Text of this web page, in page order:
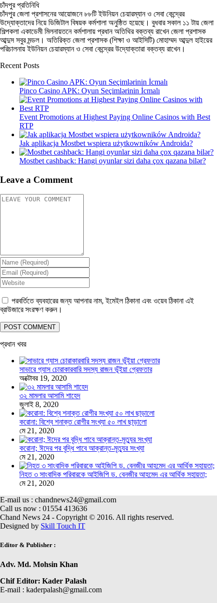
চাঁদপুর প্রতিনিধি
চাঁদপুর জেলা প্রশাসনের আয়োজনে ৮৮টি ইউনিয়ন চেয়ারম্যান ও সেবা কেন্দ্রের
উদ্যোক্তাদের নিয়ে ডিজিটাল বিষয়ক কর্মশালা অনুষ্ঠিত হয়েছে। বুধবার সকাল ১১ টায় জেলা
শিল্পকলা একাডেমী মিলনায়তনে কর্মশালায় প্রধান অতিথির বক্তব্য রাখেন জেলা প্রশাসক
আব্দুস সবুর মন্ডল। অতিরিক্ত জেলা প্রশাসক (শিক্ষা ও আইসিটি) মোহাম্মদ আব্দুল হাইয়ের
পরিচালনায় ইউনিয়ন চেয়ারম্যান ও সেবা কেন্দ্রের উদ্যোক্তারা বক্তব্য রাখেন।
Recent Posts
Pinco Casino APK: Oyun Seçimlərinin İcmalı
Event Promotions at Highest Paying Online Casinos with Best
RTP
Jak aplikacja Mostbet wspiera użytkowników Androida?
Mostbet cashback: Hangi oyunlar sizi daha çox qazana bilər?
Leave a Comment
পরবর্তিতে ব্যবহারের জন্য আপনার নাম, ইমেইল ঠিকানা এবং ওয়েব ঠিকানা এই
ব্রাউজারে সংরক্ষণ করুন।
প্রধান খবর
সাভারে গ্যাস চোরাকারবারি সদস্য রাজন ভূঁইয়া গ্রেফতার
অক্টোবর 19, 2020
৩২ মামলার আসামি শাহেদ
জুলাই 8, 2020
করোনা: বিশ্বে শনাক্ত রোগীর সংখ্যা ৫০ লাখ ছাড়ালো
মে 21, 2020
করোনা; ঈদের পর বৃদ্ধি পাবে আক্রান্ত-মৃত্যুর সংখ্যা
মে 21, 2020
নিহত ৩ সাংবাদিক পরিবারকে আইজিপি ড. বেনজীর আহমেদ এর আর্থিক সহায়তা;
মে 21, 2020
E-mail us : chandnews24@gmail.com
Call us now : 01554 413636
Chand News 24 - Copyright © 2016. All rights reserved.
Designed by Skill Touch IT
Editor & Publisher :
Adv. Md. Mohsin Khan
Chif Editor: Kader Palash
E-mail : kaderpalash@gmail.com